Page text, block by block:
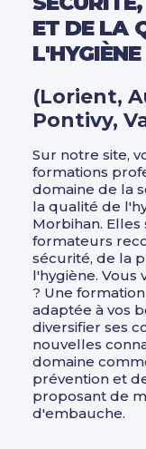
Marketing
Réseaux
RSE
Santé
personne
Sécurité
Spécial
Système
PAO / CAO
Transition
Autres
A distance
Afficher plus
Niveau de
CAP, BEP -
BAC -
BAC+2 -
Afficher plus
ET DE LA
(Lorient,
Pontivy,
Sur notre site,
formations
domaine de la
la qualité de
Morbihan.
formateurs
sécurité, de la
l'hygiène.
? Une
adaptée à vos
diversifier ses
nouvelles
domaine
prévention et
proposant de
d'embauche.